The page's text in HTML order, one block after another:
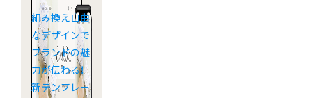
組み換え自由
なデザインで
ブランドの魅
力が伝わる！
新テンプレー